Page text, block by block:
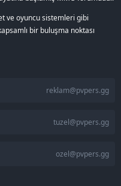
ve oyuncu sistemleri gibi
bir buluşma noktası
reklam@pvpers.gg
tuzel@pvpers.gg
ozel@pvpers.gg